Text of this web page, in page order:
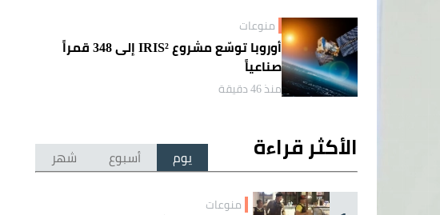
منوعات
أوروبا توسّع مشروع IRIS² إلى 348 قمراً
صناعياً
منذ 46 دقيقة
الأكثر قراءة يوم أسبوع شهر
منوعات